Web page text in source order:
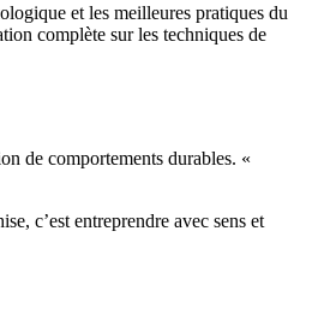
et les meilleures pratiques du
complète sur les techniques de
de comportements durables. «
c’est entreprendre avec sens et